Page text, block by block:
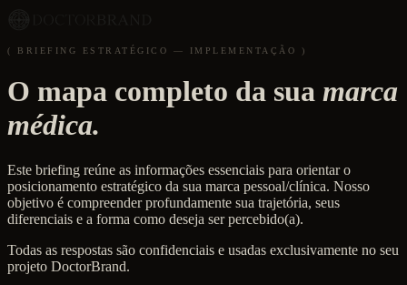
( BRIEFING ESTRATÉGICO — IMPLEMENTAÇÃO )
O mapa completo da sua marca
médica.
Este briefing reúne as informações essenciais para orientar o
posicionamento estratégico da sua marca pessoal/clínica. Nosso
objetivo é compreender profundamente sua trajetória, seus
diferenciais e a forma como deseja ser percebido(a).
Todas as respostas são confidenciais e usadas exclusivamente no seu
projeto DoctorBrand.